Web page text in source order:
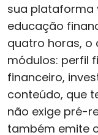
sua plataforma
educação
quatro horas, o
módulos: perfil
financeiro,
conteúdo, que
não exige pré-
também emite